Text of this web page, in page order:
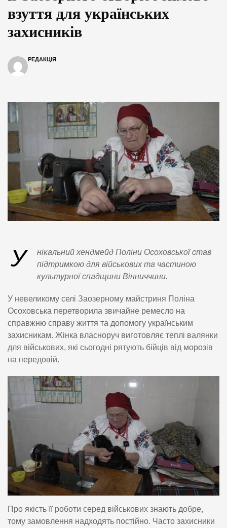
взуття для українських
захисників
РЕДАКЦІЯ
У
нікальний хендмейд Поліни Осоховської став
підтримкою для військових та частиною
культурної спадщини Вінниччини.
У невеликому селі Заозерному майстриня Поліна
Осоховська перетворила звичайне ремесло на
справжню справу життя та допомогу українським
захисникам. Жінка власноруч виготовляє теплі валянки
для військових, які сьогодні рятують бійців від морозів
на передовій.
Про якість її роботи серед військових знають добре,
тому замовлення надходять постійно. Часто захисники